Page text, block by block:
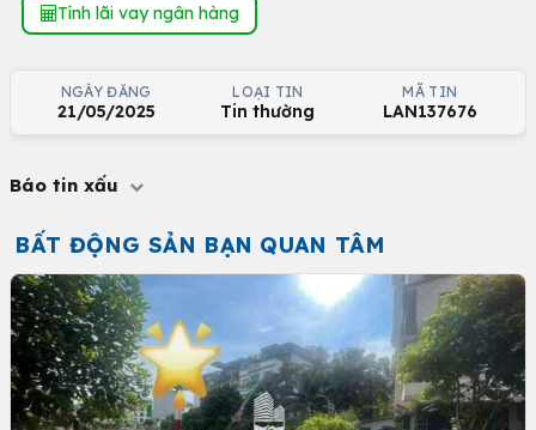
Tính lãi vay ngân hàng
NGÀY ĐĂNG
21/05/2025
LOẠI TIN
Tin thường
MÃ TIN
LAN137676
Báo tin xấu
BẤT ĐỘNG SẢN BẠN QUAN TÂM